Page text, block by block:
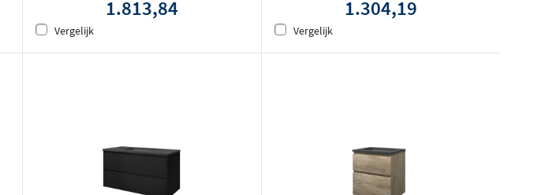
1.813,84
Vergelijk
1.304,19
Vergelijk